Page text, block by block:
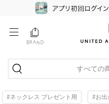
BRAND
すべての
#ネックレス プレゼント用 #お出